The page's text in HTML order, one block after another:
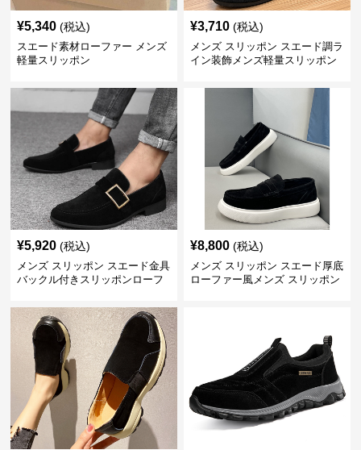
¥5,340 (税込)
スエード素材ローファー メンズ
軽量スリッポン
¥3,710 (税込)
メンズ スリッポン スエード調ラ
イン装飾メンズ軽量スリッポン
¥5,920 (税込)
メンズ スリッポン スエード金具
バックル付きスリッポンローフ
¥8,800 (税込)
メンズ スリッポン スエード厚底
ローファー風メンズ スリッポン